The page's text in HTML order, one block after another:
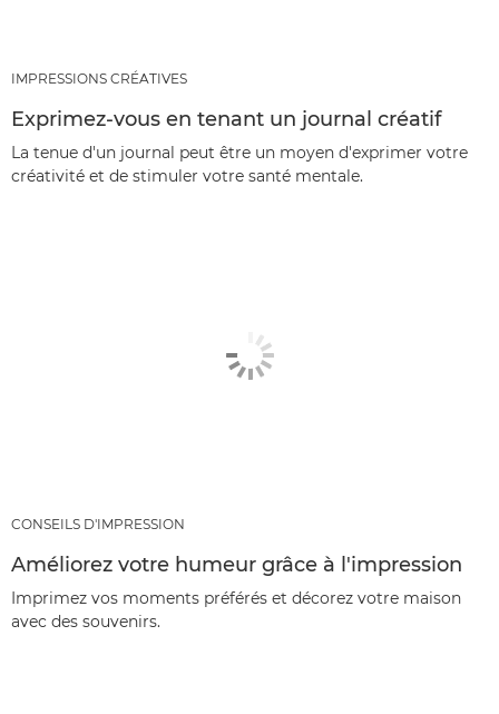
IMPRESSIONS CRÉATIVES
Exprimez-vous en tenant un journal créatif
La tenue d'un journal peut être un moyen d'exprimer votre
créativité et de stimuler votre santé mentale.
CONSEILS D'IMPRESSION
Améliorez votre humeur grâce à l'impression
Imprimez vos moments préférés et décorez votre maison
avec des souvenirs.